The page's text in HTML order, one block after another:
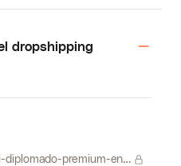
dropshipping
en-dropshipping-local-en-latam